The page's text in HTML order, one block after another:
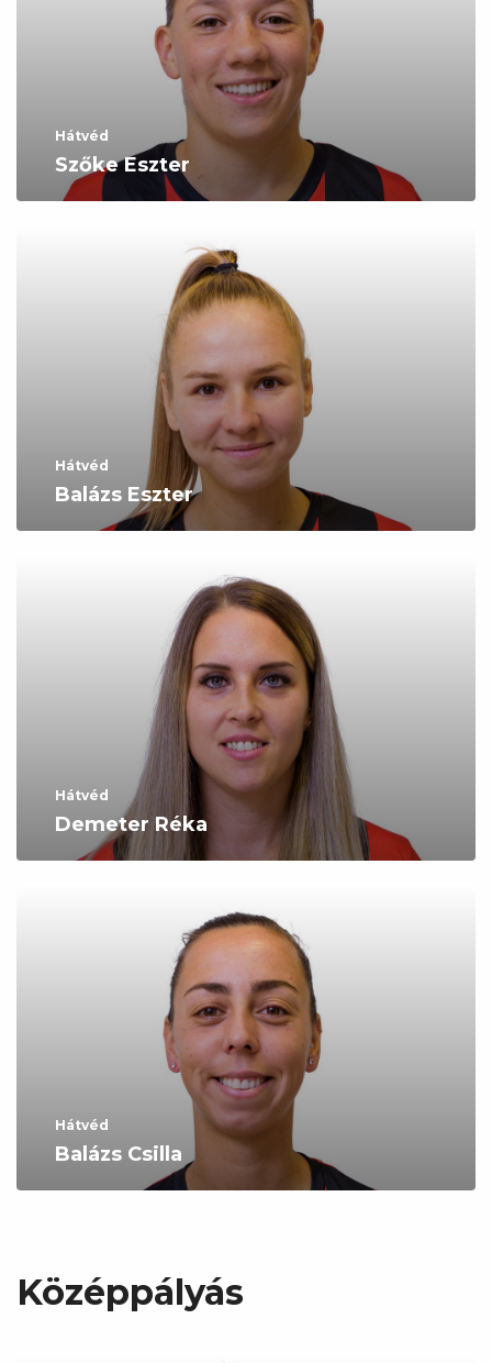
Hátvéd
Szőke Eszter
Hátvéd
Balázs Eszter
Hátvéd
Demeter Réka
Hátvéd
Balázs Csilla
Középpályás